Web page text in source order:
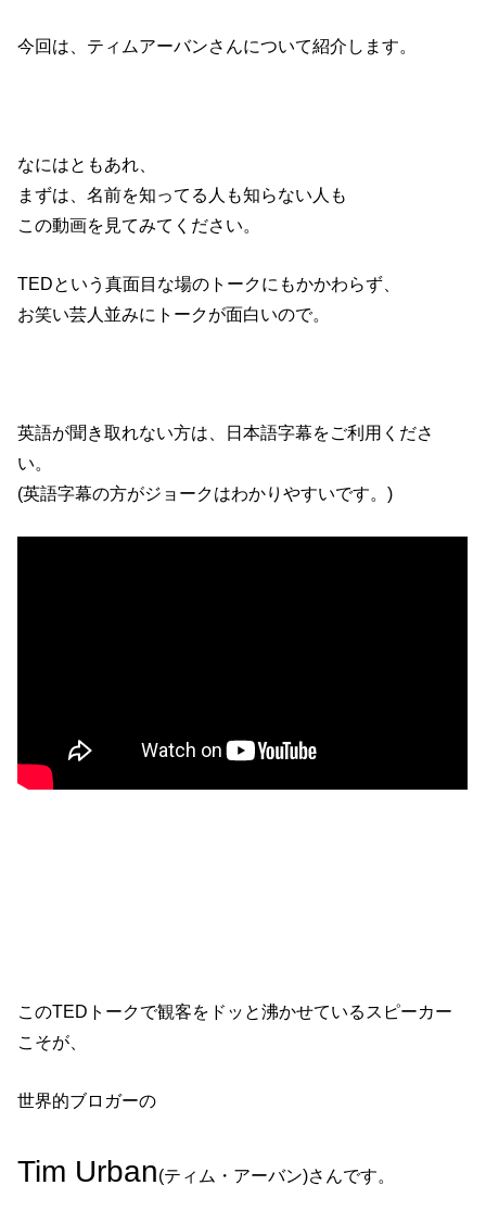
今回は、ティムアーバンさんについて紹介します。
なにはともあれ、
まずは、名前を知ってる人も知らない人も
この動画を見てみてください。
TEDという真面目な場のトークにもかかわらず、
お笑い芸人並みにトークが面白いので。
英語が聞き取れない方は、日本語字幕をご利用くださ
い。
(英語字幕の方がジョークはわかりやすいです。)
このTEDトークで観客をドッと沸かせているスピーカー
こそが、
世界的ブロガーの
Tim Urban(ティム・アーバン)さんです。